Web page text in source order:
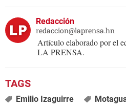
Redacción
redaccion@laprensa.hn
Artículo elaborado por el
LA PRENSA.
Emilio Izaguirre